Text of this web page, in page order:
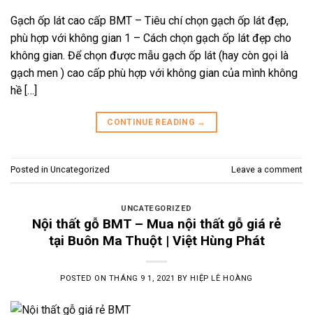
Gạch ốp lát cao cấp BMT – Tiêu chí chọn gạch ốp lát đẹp,
phù hợp với không gian 1 – Cách chọn gạch ốp lát đẹp cho
không gian. Để chọn được mẫu gạch ốp lát (hay còn gọi là
gạch men ) cao cấp phù hợp với không gian của mình không
hề […]
CONTINUE READING →
Posted in Uncategorized Leave a comment
UNCATEGORIZED
Nội thất gỗ BMT – Mua nội thất gỗ giá rẻ
tại Buôn Ma Thuột | Việt Hùng Phát
POSTED ON THÁNG 9 1, 2021 BY HIỆP LÊ HOÀNG